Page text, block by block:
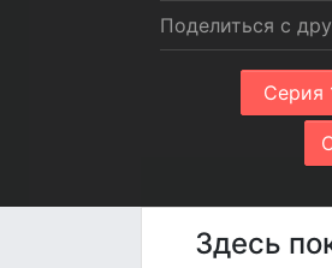
Поделиться с
Серия
Здесь